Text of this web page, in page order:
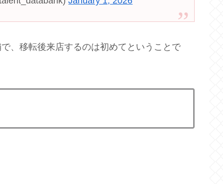
、移転後来店するのは初めてということで